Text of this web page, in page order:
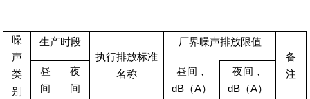
噪
声
类
别
生产时段
执行排放标准
名称
厂界噪声排放限值
备
注
昼
间
夜
间
昼间，
dB （A）
夜间，
dB （A）